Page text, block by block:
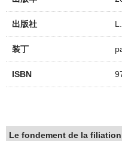
出版社
装丁
ISBN
Le fondement de la filiation